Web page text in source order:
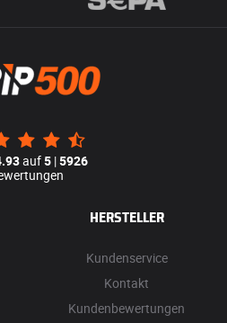
auf5|5926
HERSTELLER
Kundenservice
Kontakt
Kundenbewertungen